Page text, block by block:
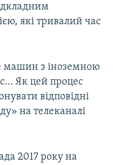
які тривалий час
машин з іноземною
Як цей процес
відповідні
на телеканалі
2017 року на